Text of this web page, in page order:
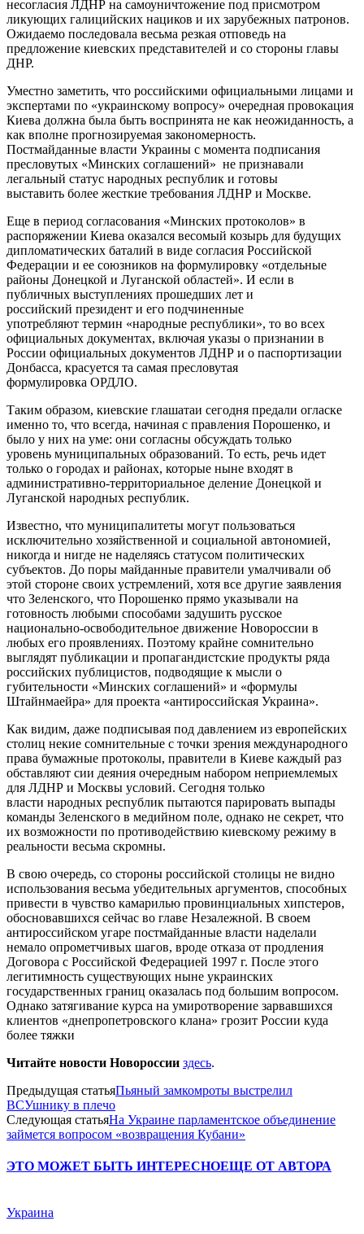
несогласия ЛДНР на самоуничтожение под присмотром
ликующих галицийских нациков и их зарубежных патронов.
Ожидаемо последовала весьма резкая отповедь на
предложение киевских представителей и со стороны главы
ДНР.
Уместно заметить, что российскими официальными лицами и
экспертами по «украинскому вопросу» очередная провокация
Киева должна была быть воспринята не как неожиданность, а
как вполне прогнозируемая закономерность.
Постмайданные власти Украины с момента подписания
пресловутых «Минских соглашений» не признавали
легальный статус народных республик и готовы
выставить более жесткие требования ЛДНР и Москве.
Еще в период согласования «Минских протоколов» в
распоряжении Киева оказался весомый козырь для будущих
дипломатических баталий в виде согласия Российской
Федерации и ее союзников на формулировку «отдельные
районы Донецкой и Луганской областей». И если в
публичных выступлениях прошедших лет и
российский президент и его подчиненные
употребляют термин «народные республики», то во всех
официальных документах, включая указы о признании в
России официальных документов ЛДНР и о паспортизации
Донбасса, красуется та самая пресловутая
формулировка ОРДЛО.
Таким образом, киевские глашатаи сегодня предали огласке
именно то, что всегда, начиная с правления Порошенко, и
было у них на уме: они согласны обсуждать только
уровень муниципальных образований. То есть, речь идет
только о городах и районах, которые ныне входят в
административно-территориальное деление Донецкой и
Луганской народных республик.
Известно, что муниципалитеты могут пользоваться
исключительно хозяйственной и социальной автономией,
никогда и нигде не наделяясь статусом политических
субъектов. До поры майданные правители умалчивали об
этой стороне своих устремлений, хотя все другие заявления
что Зеленского, что Порошенко прямо указывали на
готовность любыми способами задушить русское
национально-освободительное движение Новороссии в
любых его проявлениях. Поэтому крайне сомнительно
выглядят публикации и пропагандистские продукты ряда
российских публицистов, подводящие к мысли о
губительности «Минских соглашений» и «формулы
Штайнмаейра» для проекта «антироссийская Украина».
Как видим, даже подписывая под давлением из европейских
столиц некие сомнительные с точки зрения международного
права бумажные протоколы, правители в Киеве каждый раз
обставляют сии деяния очередным набором неприемлемых
для ЛДНР и Москвы условий. Сегодня только
власти народных республик пытаются парировать выпады
команды Зеленского в медийном поле, однако не секрет, что
их возможности по противодействию киевскому режиму в
реальности весьма скромны.
В свою очередь, со стороны российской столицы не видно
использования весьма убедительных аргументов, способных
привести в чувство камарилью провинциальных хипстеров,
обосновавшихся сейчас во главе Незалежной. В своем
антироссийском угаре постмайданные власти наделали
немало опрометчивых шагов, вроде отказа от продления
Договора с Российской Федерацией 1997 г. После этого
легитимность существующих ныне украинских
государственных границ оказалась под большим вопросом.
Однако затягивание курса на умиротворение зарвавшихся
клиентов «днепропетровского клана» грозит России куда
более тяжки
Читайте новости Новороссии здесь.
Предыдущая статьяПьяный замкомроты выстрелил
ВСУшнику в плечо
Следующая статьяНа Украине парламентское объединение
займется вопросом «возвращения Кубани»
ЭТО МОЖЕТ БЫТЬ ИНТЕРЕСНОЕЩЕ ОТ АВТОРА
Украина